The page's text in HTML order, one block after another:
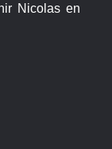
Nicolas en